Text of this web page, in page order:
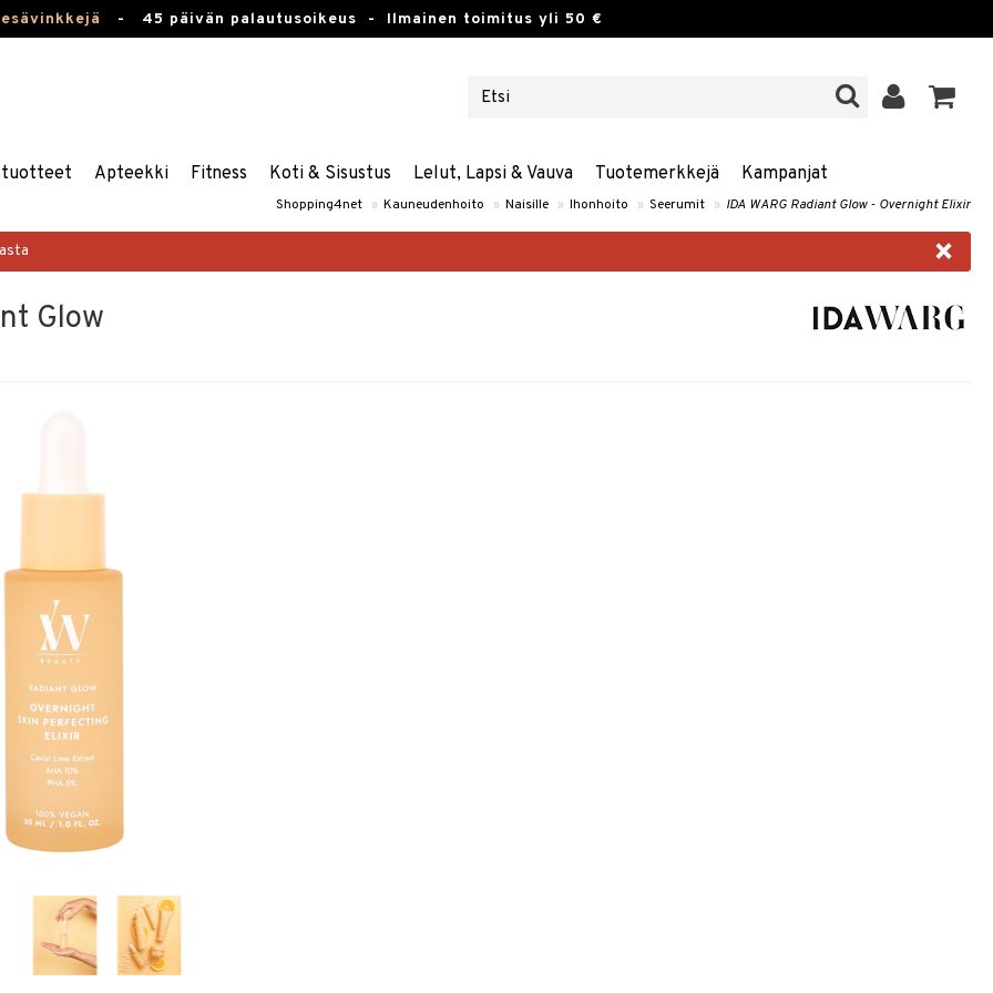
- 45 päivän palautusoikeus - Ilmainen toimitus yli 50 €
Apteekki Fitness Koti & Sisustus Lelut, Lapsi & Vauva Tuotemerkkejä Kampanjat
Shopping4net » Kauneudenhoito » Naisille » Ihonhoito » Seerumit » IDA WARG Radiant Glow - Overnight Elixir
×
Glow